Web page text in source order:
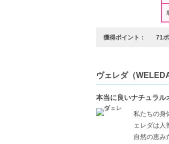
獲得ポイント： 71
ヴェレダ（WELEDA
本当に良いナチュラル
私たちの身
ェレダは人
自然の恵み